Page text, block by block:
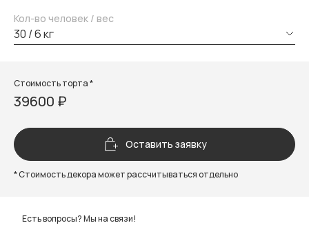
Кол-во человек / вес
30 / 6 кг
Стоимость торта *
39600 ₽
Оставить заявку
* Стоимость декора может рассчитываться отдельно
Есть вопросы? Мы на связи!